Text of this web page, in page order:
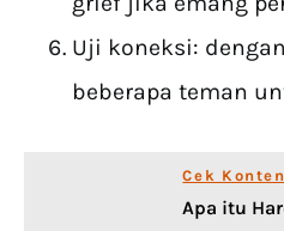
Uji koneksi:
beberapa teman
Cek
Apa itu